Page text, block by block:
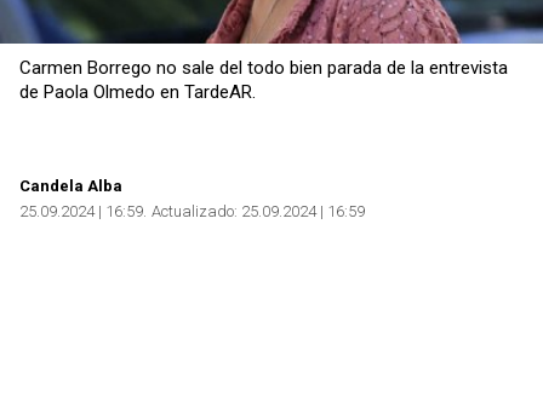
Carmen Borrego no sale del todo bien parada de la entrevista
de Paola Olmedo en TardeAR.
Candela Alba
25.09.2024 | 16:59 Actualizado: 25.09.2024 | 16:59